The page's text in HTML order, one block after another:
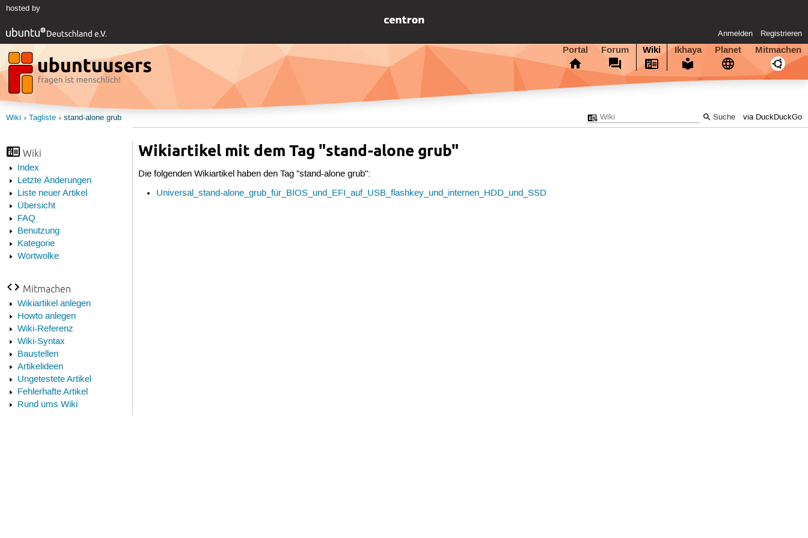
hosted by
Anmelden Registrieren
Portal Forum Wiki Ikhaya Planet Mitmachen
via DuckDuckGo
Wiki Tagliste stand-alone grub
Wiki
Index
Letzte Änderungen
Liste neuer Artikel
Übersicht
FAQ
Benutzung
Kategorie
Wortwolke
Mitmachen
Wikiartikel anlegen
Howto anlegen
Wiki-Referenz
Wiki-Syntax
Baustellen
Artikelideen
Ungetestete Artikel
Fehlerhafte Artikel
Rund ums Wiki
Wikiartikel mit dem Tag "stand-alone grub"
Die folgenden Wikiartikel haben den Tag "stand-alone grub":
Universal_stand-alone_grub_für_BIOS_und_EFI_auf_USB_flashkey_und_internen_HDD_und_SSD